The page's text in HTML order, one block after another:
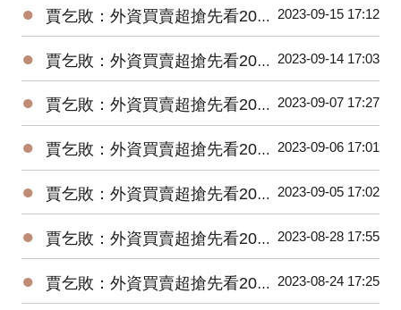
● 賈乞敗：外資買賣超搶先看20230915 2023-09-15 17:12
● 賈乞敗：外資買賣超搶先看20230914 2023-09-14 17:03
● 賈乞敗：外資買賣超搶先看20230907 2023-09-07 17:27
● 賈乞敗：外資買賣超搶先看20230906 2023-09-06 17:01
● 賈乞敗：外資買賣超搶先看20230905 2023-09-05 17:02
● 賈乞敗：外資買賣超搶先看20230828 2023-08-28 17:55
● 賈乞敗：外資買賣超搶先看20230824 2023-08-24 17:25